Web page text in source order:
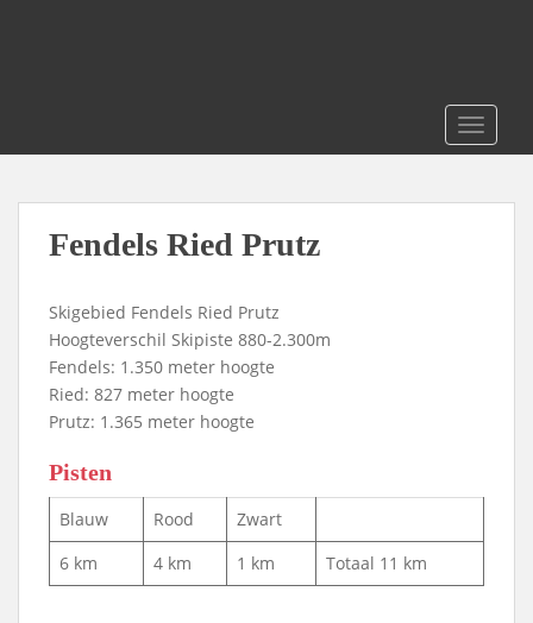
o
Fendels Ried Prutz
Skigebied Fendels Ried Prutz
Hoogteverschil Skipiste 880-2.300m
Fendels: 1.350 meter hoogte
Ried: 827 meter hoogte
Prutz: 1.365 meter hoogte
Pisten
Blauw Rood
Zwart
6 km
4 km 1 km Totaal 11 km